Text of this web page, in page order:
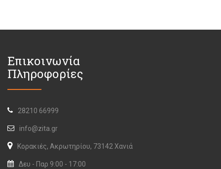
Επικοινωνία
Πληροφορίες
28210 66999
info@zita.gr
Κορακιές, Ακρωτηρίου, 73142 Χανιά
Δευ - Παρ 9:00 - 17:00